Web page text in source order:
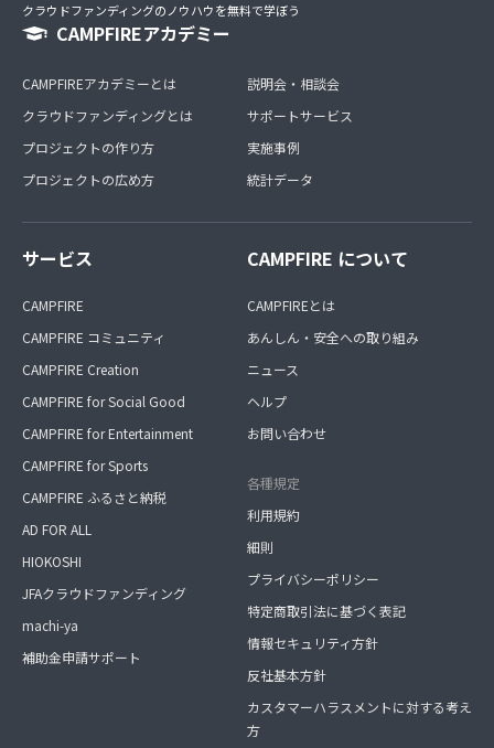
クラウドファンディングのノウハウを無料で学ぼう
CAMPFIREアカデミー
CAMPFIREアカデミーとは
クラウドファンディングとは
プロジェクトの作り方
プロジェクトの広め方
説明会・相談会
サポートサービス
実施事例
統計データ
サービス
CAMPFIRE
CAMPFIRE コミュニティ
CAMPFIRE Creation
CAMPFIRE for Social Good
CAMPFIRE for Entertainment
CAMPFIRE for Sports
CAMPFIRE ふるさと納税
AD FOR ALL
HIOKOSHI
JFAクラウドファンディング
machi-ya
補助金申請サポート
CAMPFIRE について
CAMPFIREとは
あんしん・安全への取り組み
ニュース
ヘルプ
お問い合わせ
各種規定
利用規約
細則
プライバシーポリシー
特定商取引法に基づく表記
情報セキュリティ方針
反社基本方針
カスタマーハラスメントに対する考え
方